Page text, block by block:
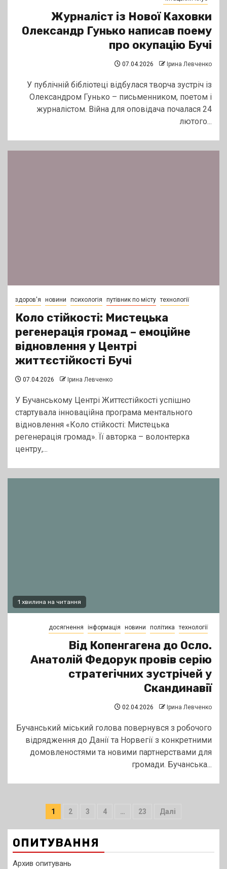
Журналіст із Нової Каховки
Олександр Гунько написав поему
про окупацію Бучі
07.04.2026 Ірина Левченко
У публічній бібліотеці відбулася творча зустріч із
Олександром Гунько – письменником, поетом і
журналістом. Війна для оповідача почалася 24
лютого...
здоров'я новини психологія путівник по місту технології
Коло стійкості: Мистецька
регенерація громад – емоційне
відновлення у Центрі
життєстійкості Бучі
07.04.2026 Ірина Левченко
У Бучанському Центрі Життєстійкості успішно
стартувала інноваційна програма ментального
відновлення «Коло стійкості: Мистецька
регенерація громад». Її авторка – волонтерка
центру,...
1 хвилина на читання
досягнення інформація новини політика технології
Від Копенгагена до Осло.
Анатолій Федорук провів серію
стратегічних зустрічей у
Скандинавії
02.04.2026 Ірина Левченко
Бучанський міський голова повернувся з робочого
відрядження до Данії та Норвегії з конкретними
домовленостями та новими партнерствами для
громади. Бучанська...
Пагінація
записів
1 2 3 4 … 23 Далі
ОПИТУВАННЯ
Архив опитувань